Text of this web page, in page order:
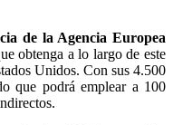
de la Agencia Europea
obtenga a lo largo de este
Unidos. Con sus 4.500
que podrá emplear a 100